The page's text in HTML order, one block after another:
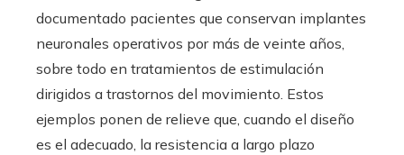
documentado pacientes que conservan implantes
neuronales operativos por más de veinte años,
sobre todo en tratamientos de estimulación
dirigidos a trastornos del movimiento. Estos
ejemplos ponen de relieve que, cuando el diseño
es el adecuado, la resistencia a largo plazo